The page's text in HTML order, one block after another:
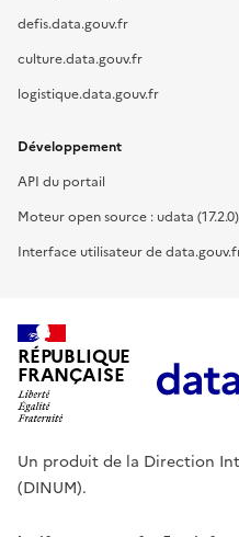
defis.data.gouv.fr
culture.data.gouv.fr
logistique.data.gouv.fr
Développement
API du portail
Moteur open source : udata (17.2.0)
Interface utilisateur de
RÉPUBLIQUE
FRANÇAISE
Un produit de la Direction
(DINUM).